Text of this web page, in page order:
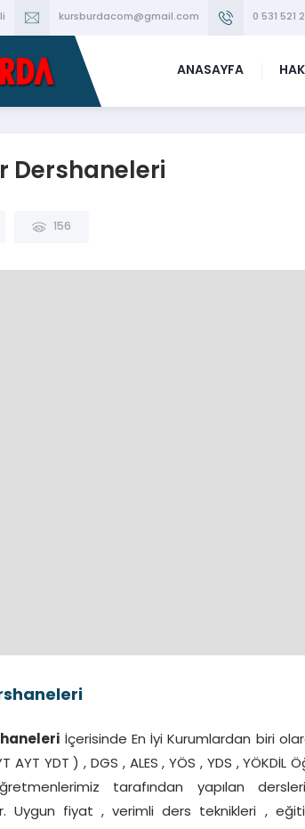
kursburdacom@gmail.com 0 531 521
ANASAYFA
Dershaneleri
156
İçerisinde En İyi Kurumlardan biri
AYT YDT ) , DGS , ALES , YÖS , YDS ,
tarafından yapılan
Uygun fiyat , verimli ders teknikleri ,